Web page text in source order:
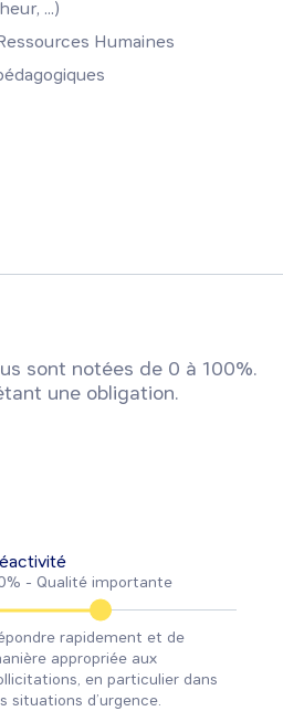
...)
Humaines
sont notées de 0 à 100%.
une obligation.
- Qualité importante
rapidement et de
appropriée aux
en particulier dans
situations d’urgence.